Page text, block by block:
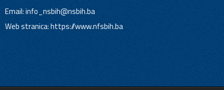
Email:info_nsbih@nsbih.ba
Web stranica: https://www.nfsbih.ba